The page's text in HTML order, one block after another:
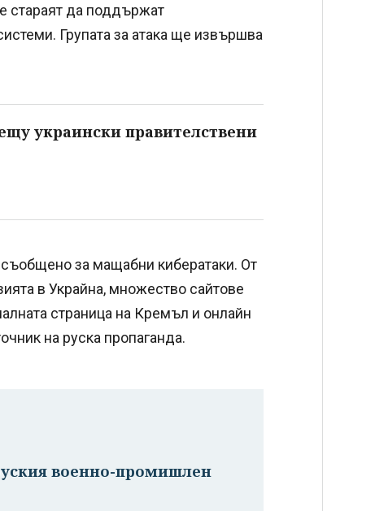
стараят да поддържат
Групата за атака ще извършва
украински правителствени
за мащабни кибератаки. От
в Украйна, множество сайтове
страница на Кремъл и онлайн
на руска пропаганда.
военно-промишлен